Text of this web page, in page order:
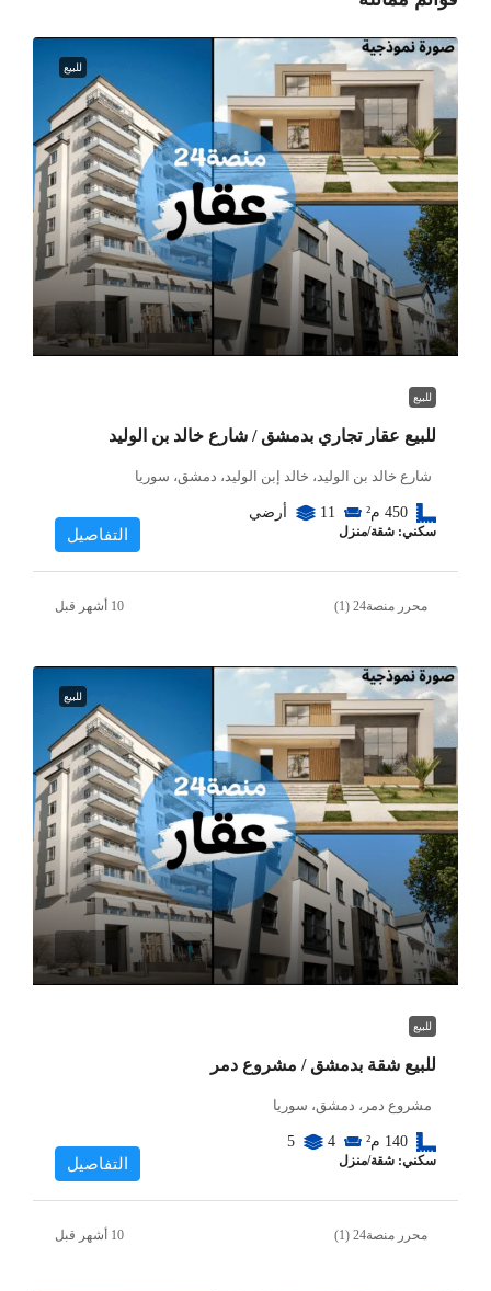
للبيع
للبيع
للبيع عقار تجاري بدمشق / شارع خالد بن الوليد
شارع خالد بن الوليد، خالد إبن الوليد، دمشق، سوريا
450 م² 11 أرضي
سكني: شقة/منزل التفاصيل
محرر منصة24 (1)
للبيع
للبيع
للبيع شقة بدمشق / مشروع دمر
مشروع دمر، دمشق، سوريا
140 م² 4
5
سكني: شقة/منزل التفاصيل
محرر منصة24 (1)